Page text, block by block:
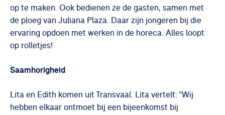
op te maken. Ook bedienen ze de gasten, samen met
de ploeg van Juliana Plaza. Daar zijn jongeren bij die
ervaring opdoen met werken in de horeca. Alles loopt
op rolletjes!
Saamhorigheid
Lita en Edith komen uit Transvaal. Lita vertelt: “Wij
hebben elkaar ontmoet bij een bijeenkomst bij